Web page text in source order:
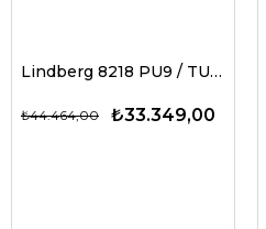
Lindberg 8218 PU9 / TURKUAZ 47 - 145 G Unisex Güneş Gözlükleri
₺33.349,00
₺44.464,00